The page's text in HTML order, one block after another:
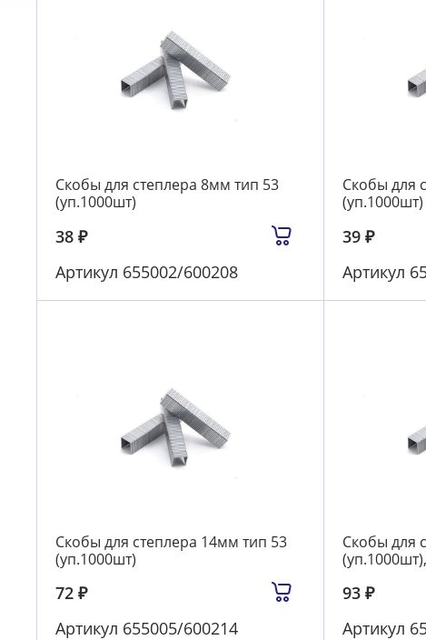
Скобы для степлера 8мм тип 53
(уп.1000шт)
38 ₽
Артикул 655002/600208
Скобы для
(уп.1000шт)
39 ₽
Артикул
Скобы для степлера 14мм тип 53
(уп.1000шт)
72 ₽
Артикул 655005/600214
Скобы для
93 ₽
Артикул